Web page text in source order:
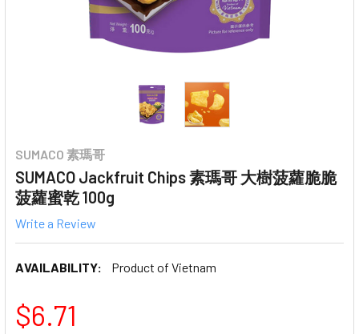
SUMACO 素瑪哥
SUMACO Jackfruit Chips 素瑪哥 大樹菠蘿脆脆
菠蘿蜜乾 100g
Write a Review
AVAILABILITY: Product of Vietnam
$6.71